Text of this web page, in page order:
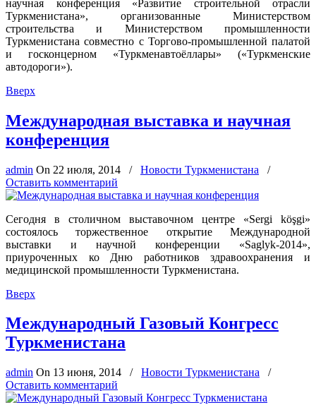
научная конференция «Развитие строительной отрасли
Туркменистана», организованные Министерством
строительства и Министерством промышленности
Туркменистана совместно с Торгово-промышленной палатой
и госконцерном «Туркменавтоёллары» («Туркменские
автодороги»).
Вверх
Международная выставка и научная
конференция
admin On 22 июля, 2014 / Новости Туркменистана
/
Оставить комментарий
Сегодня в столичном выставочном центре «Sergi köşgi»
состоялось торжественное открытие Международной
выставки и научной конференции «Saglyk-2014»,
приуроченных ко Дню работников здравоохранения и
медицинской промышленности Туркменистана.
Вверх
Международный Газовый Конгресс
Туркменистана
admin On 13 июня, 2014 / Новости Туркменистана
/
Оставить комментарий